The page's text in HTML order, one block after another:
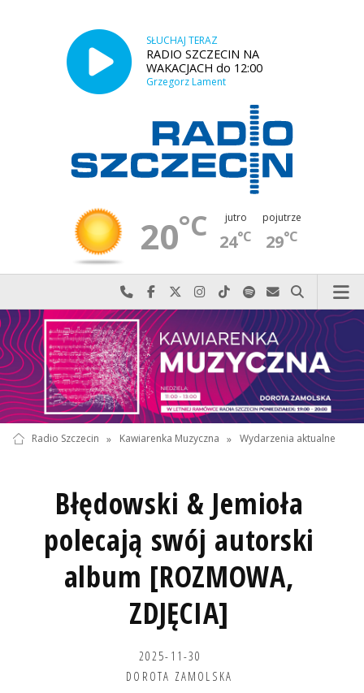
SŁUCHAJ TERAZ
RADIO SZCZECIN NA
WAKACJACH do 12:00
Grzegorz Lament
20°C jutro
24°C
pojutrze
29°C
Najlepiej po prostu do nas zadzwoń
Odwiedź nas na Facebook-u
Odwiedź nas na X
Odwiedź nas na Instagram-ie
Odwiedź nas na TikTok-u
Szukaj nas na Spotify
Wyślij do nas
Szukaj
Radio Szczecin » Kawiarenka Muzyczna » Wydarzenia aktualne
Błędowski & Jemioła
polecają swój autorski
album [ROZMOWA,
ZDJĘCIA]
2025-11-30
DOROTA ZAMOLSKA